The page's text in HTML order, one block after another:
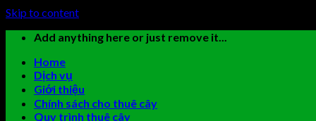
Skip to content
Add anything here or just remove it...
Home
Dịch vụ
Giới thiệu
Chính sách cho thuê cây
Quy trình thuê cây